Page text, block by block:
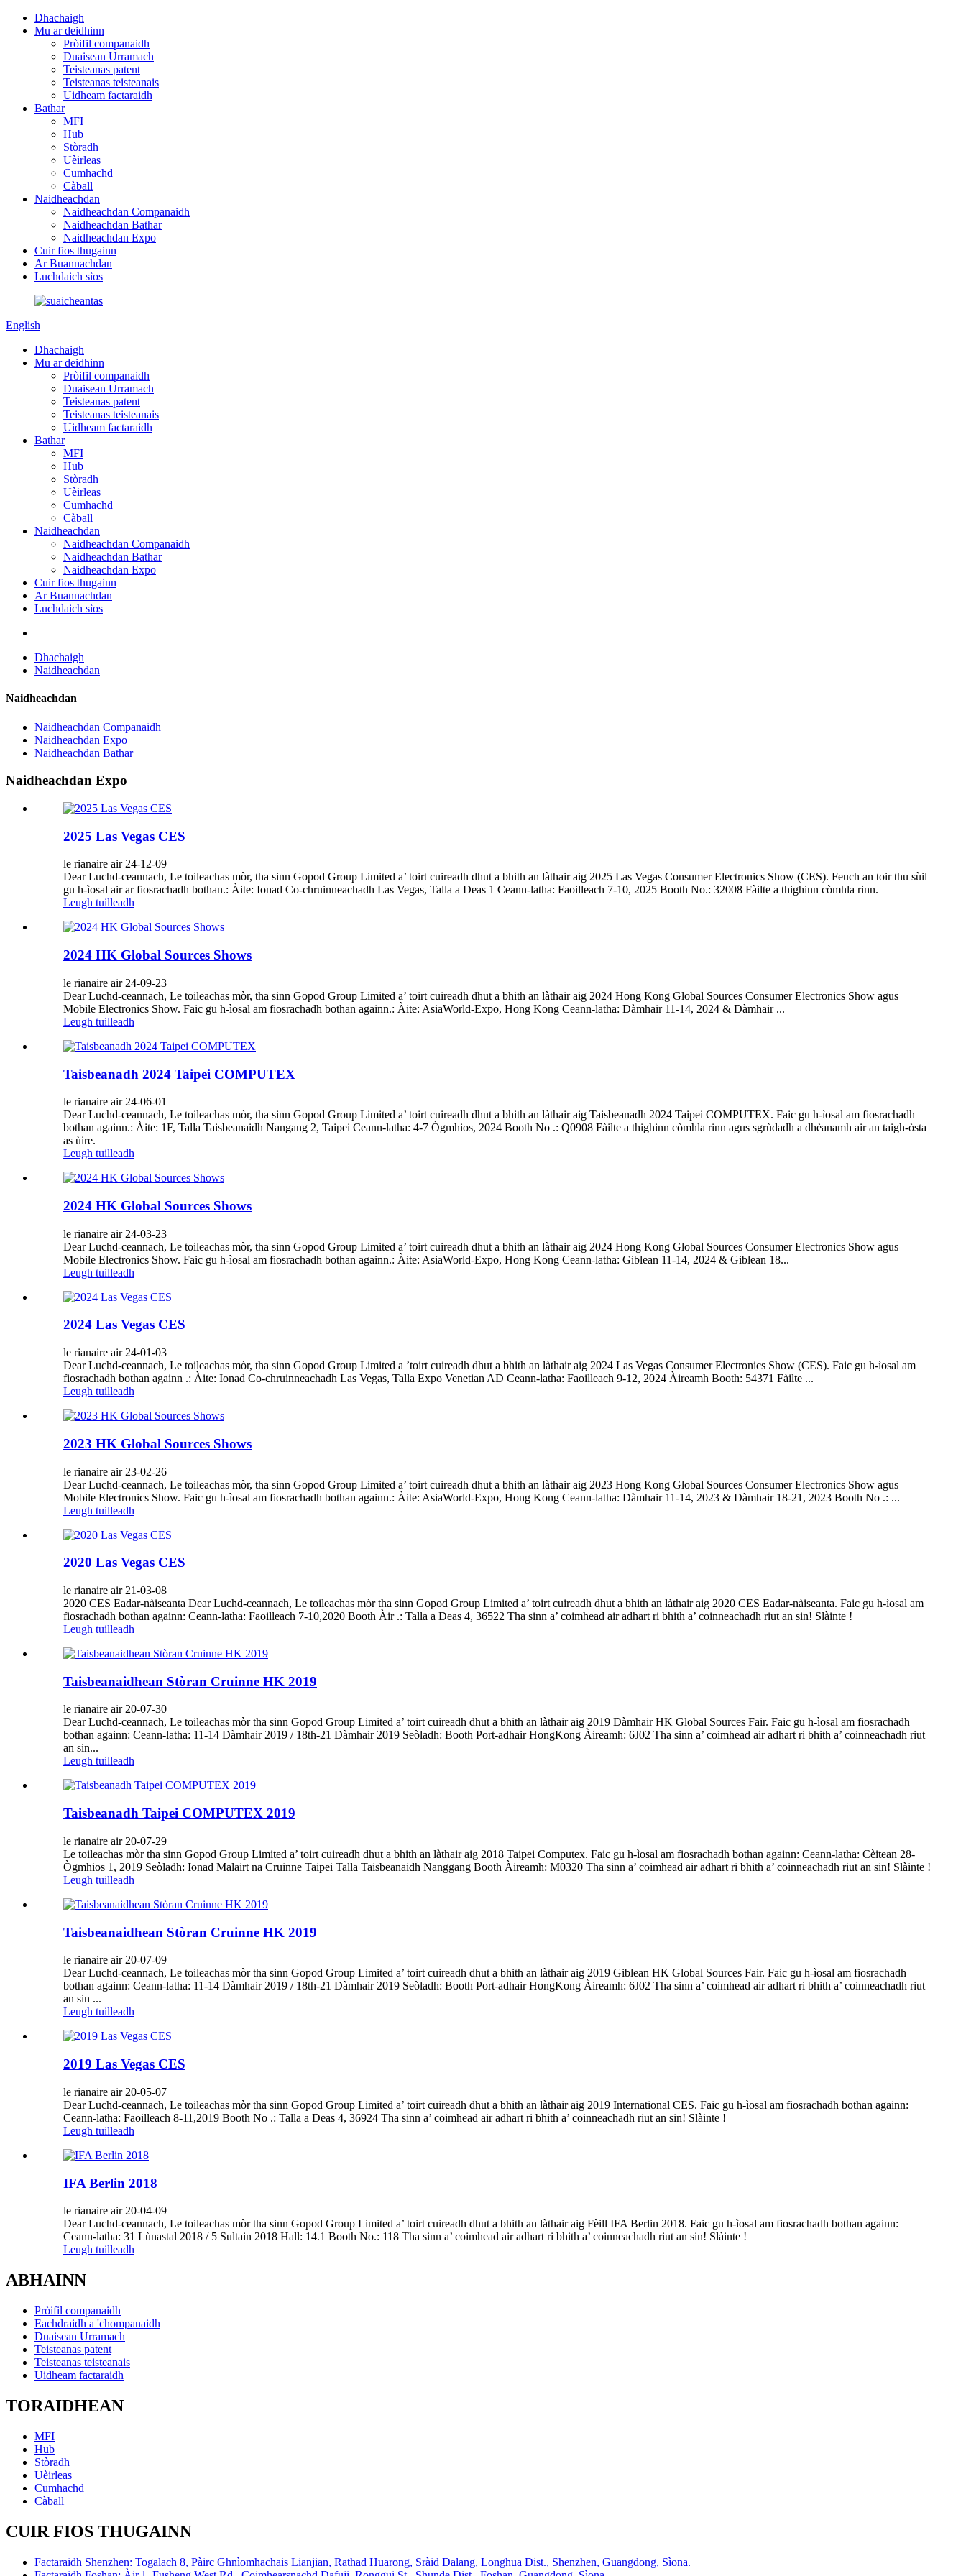
Dhachaigh
Mu ar deidhinn
Pròifil companaidh
Duaisean Urramach
Teisteanas patent
Teisteanas teisteanais
Uidheam factaraidh
Bathar
MFI
Hub
Stòradh
Uèirleas
Cumhachd
Càball
Naidheachdan
Naidheachdan Companaidh
Naidheachdan Bathar
Naidheachdan Expo
Cuir fios thugainn
Ar Buannachdan
Luchdaich sìos
English
Dhachaigh
Mu ar deidhinn
Pròifil companaidh
Duaisean Urramach
Teisteanas patent
Teisteanas teisteanais
Uidheam factaraidh
Bathar
MFI
Hub
Stòradh
Uèirleas
Cumhachd
Càball
Naidheachdan
Naidheachdan Companaidh
Naidheachdan Bathar
Naidheachdan Expo
Cuir fios thugainn
Ar Buannachdan
Luchdaich sìos
Dhachaigh
Naidheachdan
Naidheachdan
Naidheachdan Companaidh
Naidheachdan Expo
Naidheachdan Bathar
Naidheachdan Expo
2025 Las Vegas CES
le rianaire air 24-12-09
Dear Luchd-ceannach, Le toileachas mòr, tha sinn Gopod Group Limited a’ toirt cuireadh dhut a bhith an làthair aig 2025 Las Vegas Consumer Electronics Show (CES). Feuch an toir thu sùil
gu h-ìosal air ar fiosrachadh bothan.: Àite: Ionad Co-chruinneachadh Las Vegas, Talla a Deas 1 Ceann-latha: Faoilleach 7-10, 2025 Booth No.: 32008 Fàilte a thighinn còmhla rinn.
Leugh tuilleadh
2024 HK Global Sources Shows
le rianaire air 24-09-23
Dear Luchd-ceannach, Le toileachas mòr, tha sinn Gopod Group Limited a’ toirt cuireadh dhut a bhith an làthair aig 2024 Hong Kong Global Sources Consumer Electronics Show agus
Mobile Electronics Show. Faic gu h-ìosal am fiosrachadh bothan againn.: Àite: AsiaWorld-Expo, Hong Kong Ceann-latha: Dàmhair 11-14, 2024 & Dàmhair ...
Leugh tuilleadh
Taisbeanadh 2024 Taipei COMPUTEX
le rianaire air 24-06-01
Dear Luchd-ceannach, Le toileachas mòr, tha sinn Gopod Group Limited a’ toirt cuireadh dhut a bhith an làthair aig Taisbeanadh 2024 Taipei COMPUTEX. Faic gu h-ìosal am fiosrachadh
bothan againn.: Àite: 1F, Talla Taisbeanaidh Nangang 2, Taipei Ceann-latha: 4-7 Ògmhios, 2024 Booth No .: Q0908 Fàilte a thighinn còmhla rinn agus sgrùdadh a dhèanamh air an taigh-òsta
as ùire.
Leugh tuilleadh
2024 HK Global Sources Shows
le rianaire air 24-03-23
Dear Luchd-ceannach, Le toileachas mòr, tha sinn Gopod Group Limited a’ toirt cuireadh dhut a bhith an làthair aig 2024 Hong Kong Global Sources Consumer Electronics Show agus
Mobile Electronics Show. Faic gu h-ìosal am fiosrachadh bothan againn.: Àite: AsiaWorld-Expo, Hong Kong Ceann-latha: Giblean 11-14, 2024 & Giblean 18...
Leugh tuilleadh
2024 Las Vegas CES
le rianaire air 24-01-03
Dear Luchd-ceannach, Le toileachas mòr, tha sinn Gopod Group Limited a ’toirt cuireadh dhut a bhith an làthair aig 2024 Las Vegas Consumer Electronics Show (CES). Faic gu h-ìosal am
fiosrachadh bothan againn .: Àite: Ionad Co-chruinneachadh Las Vegas, Talla Expo Venetian AD Ceann-latha: Faoilleach 9-12, 2024 Àireamh Booth: 54371 Fàilte ...
Leugh tuilleadh
2023 HK Global Sources Shows
le rianaire air 23-02-26
Dear Luchd-ceannach, Le toileachas mòr, tha sinn Gopod Group Limited a’ toirt cuireadh dhut a bhith an làthair aig 2023 Hong Kong Global Sources Consumer Electronics Show agus
Mobile Electronics Show. Faic gu h-ìosal am fiosrachadh bothan againn.: Àite: AsiaWorld-Expo, Hong Kong Ceann-latha: Dàmhair 11-14, 2023 & Dàmhair 18-21, 2023 Booth No .: ...
Leugh tuilleadh
2020 Las Vegas CES
le rianaire air 21-03-08
2020 CES Eadar-nàiseanta Dear Luchd-ceannach, Le toileachas mòr tha sinn Gopod Group Limited a’ toirt cuireadh dhut a bhith an làthair aig 2020 CES Eadar-nàiseanta. Faic gu h-ìosal am
fiosrachadh bothan againn: Ceann-latha: Faoilleach 7-10,2020 Booth Àir .: Talla a Deas 4, 36522 Tha sinn a’ coimhead air adhart ri bhith a’ coinneachadh riut an sin! Slàinte !
Leugh tuilleadh
Taisbeanaidhean Stòran Cruinne HK 2019
le rianaire air 20-07-30
Dear Luchd-ceannach, Le toileachas mòr tha sinn Gopod Group Limited a’ toirt cuireadh dhut a bhith an làthair aig 2019 Dàmhair HK Global Sources Fair. Faic gu h-ìosal am fiosrachadh
bothan againn: Ceann-latha: 11-14 Dàmhair 2019 / 18th-21 Dàmhair 2019 Seòladh: Booth Port-adhair HongKong Àireamh: 6J02 Tha sinn a’ coimhead air adhart ri bhith a’ coinneachadh riut
an sin...
Leugh tuilleadh
Taisbeanadh Taipei COMPUTEX 2019
le rianaire air 20-07-29
Le toileachas mòr tha sinn Gopod Group Limited a’ toirt cuireadh dhut a bhith an làthair aig 2018 Taipei Computex. Faic gu h-ìosal am fiosrachadh bothan againn: Ceann-latha: Cèitean 28-
Ògmhios 1, 2019 Seòladh: Ionad Malairt na Cruinne Taipei Talla Taisbeanaidh Nanggang Booth Àireamh: M0320 Tha sinn a’ coimhead air adhart ri bhith a’ coinneachadh riut an sin! Slàinte !
Leugh tuilleadh
Taisbeanaidhean Stòran Cruinne HK 2019
le rianaire air 20-07-09
Dear Luchd-ceannach, Le toileachas mòr tha sinn Gopod Group Limited a’ toirt cuireadh dhut a bhith an làthair aig 2019 Giblean HK Global Sources Fair. Faic gu h-ìosal am fiosrachadh
bothan againn: Ceann-latha: 11-14 Dàmhair 2019 / 18th-21 Dàmhair 2019 Seòladh: Booth Port-adhair HongKong Àireamh: 6J02 Tha sinn a’ coimhead air adhart ri bhith a’ coinneachadh riut
an sin ...
Leugh tuilleadh
2019 Las Vegas CES
le rianaire air 20-05-07
Dear Luchd-ceannach, Le toileachas mòr tha sinn Gopod Group Limited a’ toirt cuireadh dhut a bhith an làthair aig 2019 International CES. Faic gu h-ìosal am fiosrachadh bothan againn:
Ceann-latha: Faoilleach 8-11,2019 Booth No .: Talla a Deas 4, 36924 Tha sinn a’ coimhead air adhart ri bhith a’ coinneachadh riut an sin! Slàinte !
Leugh tuilleadh
IFA Berlin 2018
le rianaire air 20-04-09
Dear Luchd-ceannach, Le toileachas mòr tha sinn Gopod Group Limited a’ toirt cuireadh dhut a bhith an làthair aig Fèill IFA Berlin 2018. Faic gu h-ìosal am fiosrachadh bothan againn:
Ceann-latha: 31 Lùnastal 2018 / 5 Sultain 2018 Hall: 14.1 Booth No.: 118 Tha sinn a’ coimhead air adhart ri bhith a’ coinneachadh riut an sin! Slàinte !
Leugh tuilleadh
ABHAINN
Pròifil companaidh
Eachdraidh a 'chompanaidh
Duaisean Urramach
Teisteanas patent
Teisteanas teisteanais
Uidheam factaraidh
TORAIDHEAN
MFI
Hub
Stòradh
Uèirleas
Cumhachd
Càball
CUIR FIOS THUGAINN
Factaraidh Shenzhen: Togalach 8, Pàirc Ghnìomhachais Lianjian, Rathad Huarong, Sràid Dalang, Longhua Dist., Shenzhen, Guangdong, Sìona.